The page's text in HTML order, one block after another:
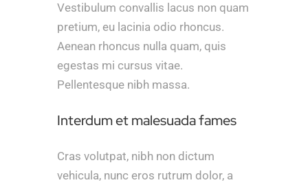
Vestibulum convallis lacus non quam
pretium, eu lacinia odio rhoncus.
Aenean rhoncus nulla quam, quis
egestas mi cursus vitae.
Pellentesque nibh massa.
Interdum et malesuada fames
Cras volutpat, nibh non dictum
vehicula, nunc eros rutrum dolor, a